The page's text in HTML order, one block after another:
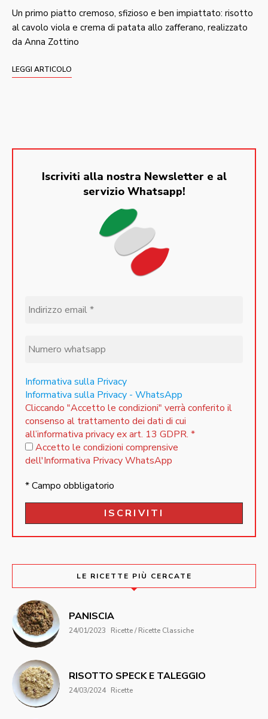
Un primo piatto cremoso, sfizioso e ben impiattato: risotto
al cavolo viola e crema di patata allo zafferano, realizzato
da Anna Zottino
LEGGI ARTICOLO
Iscriviti alla nostra Newsletter e al
servizio Whatsapp!
Informativa sulla Privacy
Informativa sulla Privacy - WhatsApp
Cliccando "Accetto le condizioni" verrà conferito il
consenso al trattamento dei dati di cui
all’informativa privacy ex art. 13 GDPR. *
Accetto le condizioni comprensive
dell'Informativa Privacy WhatsApp
* Campo obbligatorio
LE RICETTE PIÙ CERCATE
PANISCIA
24/01/2023 Ricette / Ricette Classiche
RISOTTO SPECK E TALEGGIO
24/03/2024 Ricette